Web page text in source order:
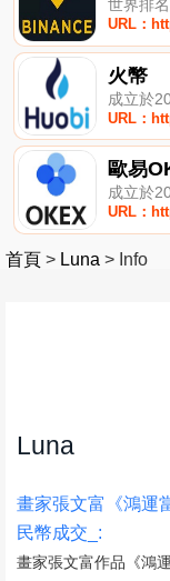
世界排
URL：
火幣
成立於
URL：
歐易
成立於
URL：
首頁 > Luna > Info
Luna
畫家張文富《鴻運
民幣成交_:
畫家張文富作品《鴻